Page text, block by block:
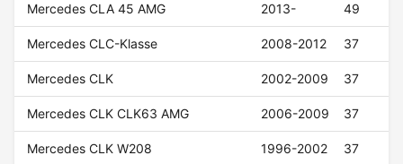
Mercedes CLA 45 AMG 2013- 49
Mercedes CLC-Klasse 2008-2012 37
Mercedes CLK 2002-2009 37
Mercedes CLK CLK63 AMG 2006-2009 37
Mercedes CLK W208 1996-2002 37